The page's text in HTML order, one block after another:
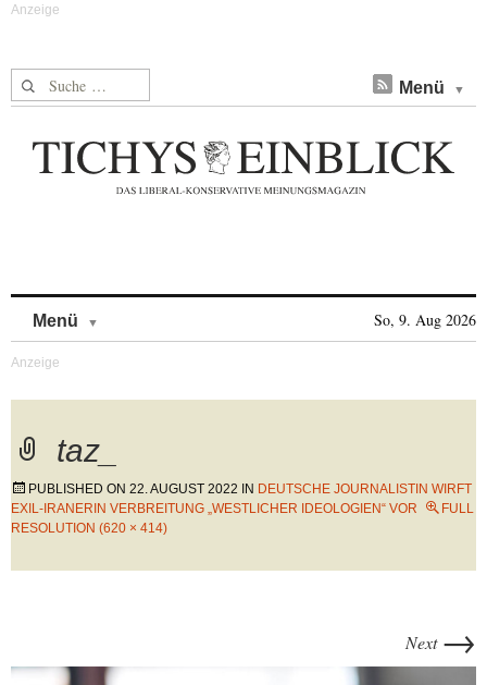
Suche nach: Menü
Menü So, 9. Aug 2026
taz_
PUBLISHED ON 22. AUGUST 2022 IN DEUTSCHE JOURNALISTIN WIRFT
EXIL-IRANERIN VERBREITUNG „WESTLICHER IDEOLOGIEN“ VOR
FULL
RESOLUTION (620 × 414)
Next →